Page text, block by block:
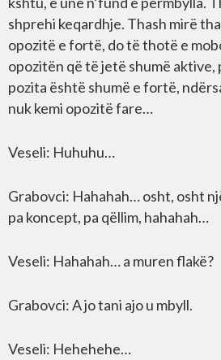
shprehi keqardhje. Thash mirë
opozitë e fortë, do të thotë e
opozitën që të jetë shumë
pozita është shumë e fortë,
nuk kemi opozitë fare…
Veseli: Huhuhu…
Grabovci: Hahahah… osht, osht
pa koncept, pa qëllim, hahahah…
Veseli: Hahahah… a muren flakë?
Grabovci: A jo tani ajo u mbyll.
Veseli: Hehehehe…